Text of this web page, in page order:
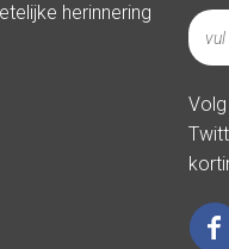
herinnering